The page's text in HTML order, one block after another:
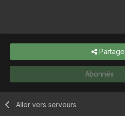
Abonnés
Aller vers serveurs